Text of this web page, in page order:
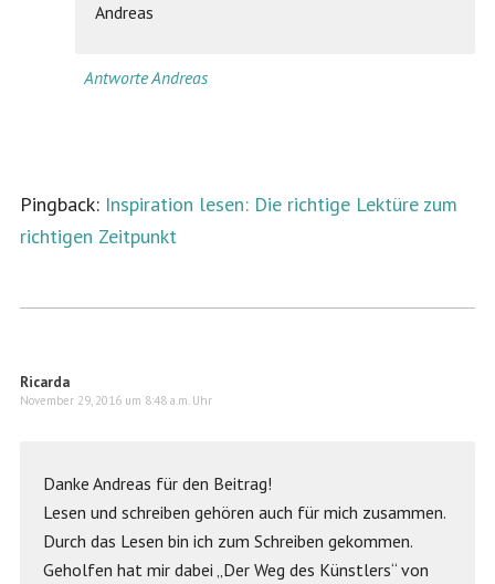
Andreas
Antworte Andreas
Pingback: Inspiration lesen: Die richtige Lektüre zum
richtigen Zeitpunkt
Ricarda
November 29, 2016 um 8:48 a.m. Uhr
Danke Andreas für den Beitrag!
Lesen und schreiben gehören auch für mich zusammen.
Durch das Lesen bin ich zum Schreiben gekommen.
Geholfen hat mir dabei „Der Weg des Künstlers“ von